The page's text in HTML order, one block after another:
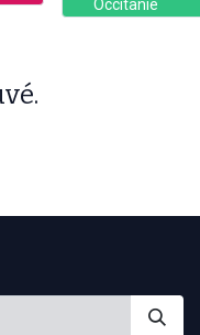
Occitanie